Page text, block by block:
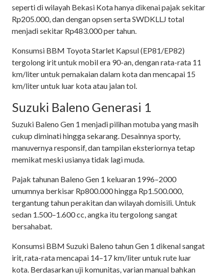
seperti di wilayah Bekasi Kota hanya dikenai pajak sekitar
Rp205.000, dan dengan opsen serta SWDKLLJ total
menjadi sekitar Rp483.000 per tahun.
Konsumsi BBM Toyota Starlet Kapsul (EP81/EP82)
tergolong irit untuk mobil era 90-an, dengan rata-rata 11
km/liter untuk pemakaian dalam kota dan mencapai 15
km/liter untuk luar kota atau jalan tol.
Suzuki Baleno Generasi 1
Suzuki Baleno Gen 1 menjadi pilihan motuba yang masih
cukup diminati hingga sekarang. Desainnya sporty,
manuvernya responsif, dan tampilan eksteriornya tetap
memikat meski usianya tidak lagi muda.
Pajak tahunan Baleno Gen 1 keluaran 1996–2000
umumnya berkisar Rp800.000 hingga Rp1.500.000,
tergantung tahun perakitan dan wilayah domisili. Untuk
sedan 1.500–1.600 cc, angka itu tergolong sangat
bersahabat.
Konsumsi BBM Suzuki Baleno tahun Gen 1 dikenal sangat
irit, rata-rata mencapai 14–17 km/liter untuk rute luar
kota. Berdasarkan uji komunitas, varian manual bahkan